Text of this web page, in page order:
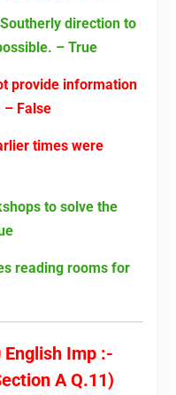
direction to
– True
provide information
– False
times were
to solve the
reading rooms for
English Imp :-
A Q.11)